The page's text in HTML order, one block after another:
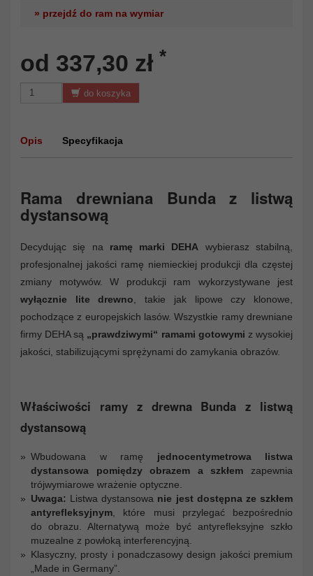
» przejdź do ram na wymiar
od 337,30 zł *
do koszyka
Opis Specyfikacja
Rama drewniana Bunda z listwą
dystansową
Decydując się na ramę marki DEHA wybierasz stabilną,
profesjonalnej jakości ramę niemieckiej produkcji dla częstej
zmiany motywów. W produkcji ram wykorzystywane jest
wyłącznie lite drewno , takie jak lipowe czy klonowe,
pochodzące z europejskich lasów. Wszystkie ramy drewniane
firmy DEHA są „prawdziwymi“ ramami gotowymi z wysokiej
jakości, stabilizującymi sprężynami do zamykania obrazów.
Właściwości ramy z drewna Bunda z listwą
dystansową
Wbudowana w ramę jednocentymetrowa listwa
dystansowa pomiędzy obrazem a szkłem zapewnia
trójwymiarowe wrażenie optyczne.
Uwaga: Listwa dystansowa nie jest dostępna ze szkłem
antyrefleksyjnym , które musi przylegać bezpośrednio
do obrazu. Alternatywą może być antyrefleksyjne szkło
muzealne z powłoką interferencyjną.
Klasyczny, prosty i ponadczasowy design jakości premium
„Made in Germany”.